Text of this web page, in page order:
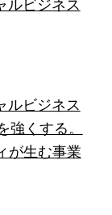
ルビジネス
くする。
が生む事業